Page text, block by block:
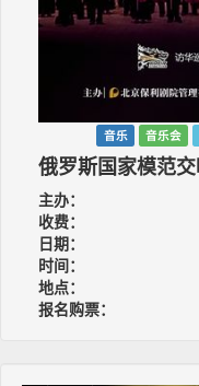
音乐 音乐会
俄罗斯国家模范
主办：
收费：
日期：
时间：
地点：
报名购票：